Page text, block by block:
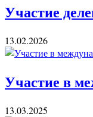
Участие
13.02.2026
Участие в
13.03.2025